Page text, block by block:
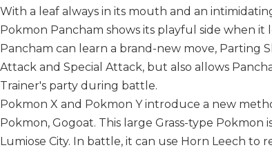
With a leaf always in its mouth and an
Pokmon Pancham shows its playful side when it
Pancham can learn a brand-new move, Parting
Attack and Special Attack, but also allows
Trainer's party during battle.
Pokmon X and Pokmon Y introduce a new
Pokmon, Gogoat. This large Grass-type Pokmon
Lumiose City. In battle, it can use Horn Leech